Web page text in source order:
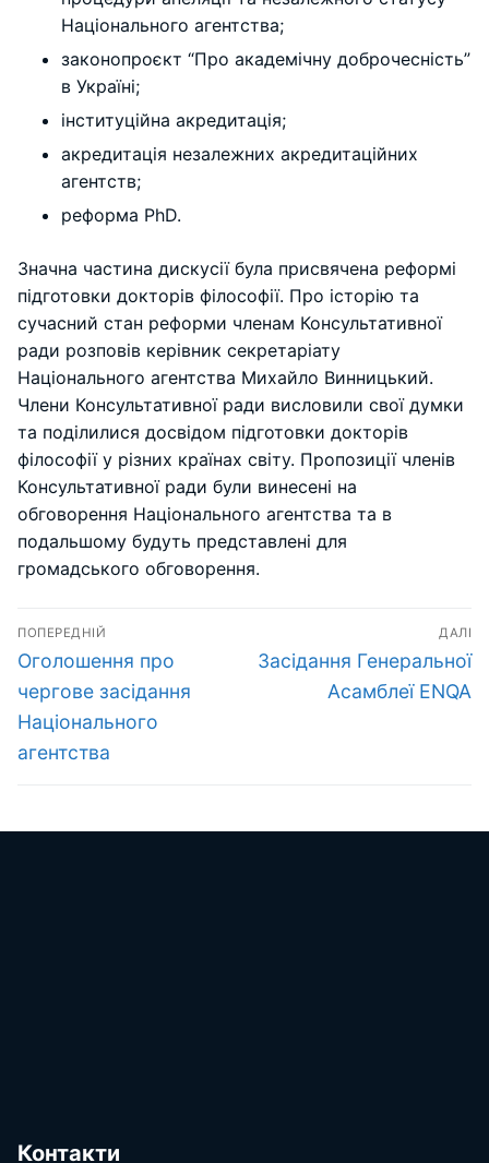
Національного агентства;
законопроєкт “Про академічну доброчесність”
в Україні;
інституційна акредитація;
акредитація незалежних акредитаційних
агентств;
реформа PhD.
Значна частина дискусії була присвячена реформі
підготовки докторів філософії. Про історію та
сучасний стан реформи членам Консультативної
ради розповів керівник секретаріату
Національного агентства Михайло Винницький.
Члени Консультативної ради висловили свої думки
та поділилися досвідом підготовки докторів
філософії у різних країнах світу. Пропозиції членів
Консультативної ради були винесені на
обговорення Національного агентства та в
подальшому будуть представлені для
громадського обговорення.
Навігація
записів
ПОПЕРЕДНІЙ
Попередній
запис:
Оголошення про
чергове засідання
Національного
агентства
ДАЛІ
Наступний
Засідання Генеральної
Асамблеї ENQA
Контакти